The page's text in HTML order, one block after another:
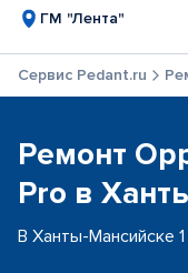
ГМ "Лента"
Сервис Pedant.ru
Ремонт
Pro в
В Ханты-Мансийске